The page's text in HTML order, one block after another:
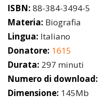
ISBN: 88-384-3494-5
Materia: Biografia
Lingua: Italiano
Donatore: 1615
Durata: 297 minuti
Numero di download:
Dimensione: 145Mb